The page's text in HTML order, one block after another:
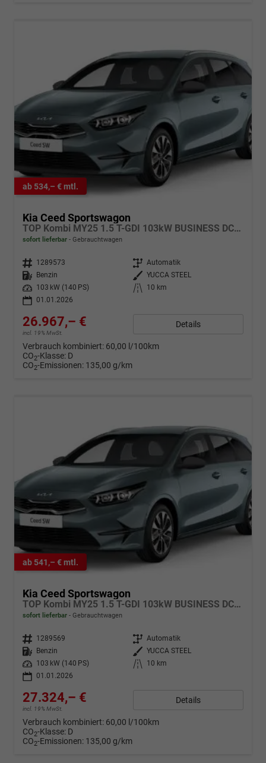
ab 534,– € mtl.
Kia Ceed Sportswagon
TOP Kombi MY25 1.5 T-GDI 103kW BUSINESS DCT7
sofort lieferbar Gebrauchtwagen
Fahrzeugnr. 1289573 Getriebe Automatik
Kraftstoff
Benzin Außenfarbe YUCCA STEEL
Leistung
103 kW (140 PS) Kilometerstand
10 km
01.01.2026
26.967,– €
incl. 19% MwSt.
Details
Verbrauch kombiniert: 60,00 l/100km
CO2-Klasse: D
CO2-Emissionen: 135,00 g/km
ab 541,– € mtl.
Kia Ceed Sportswagon
TOP Kombi MY25 1.5 T-GDI 103kW BUSINESS DCT7
sofort lieferbar Gebrauchtwagen
Fahrzeugnr. 1289569 Getriebe Automatik
Kraftstoff
Benzin Außenfarbe YUCCA STEEL
Leistung
103 kW (140 PS) Kilometerstand
10 km
01.01.2026
27.324,– €
incl. 19% MwSt.
Details
Verbrauch kombiniert: 60,00 l/100km
CO2-Klasse: D
CO2-Emissionen: 135,00 g/km